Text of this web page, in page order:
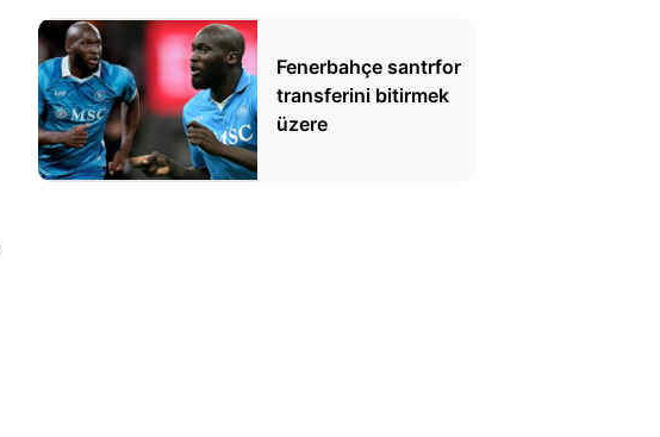
Fenerbahçe santrfor
transferini bitirmek
üzere